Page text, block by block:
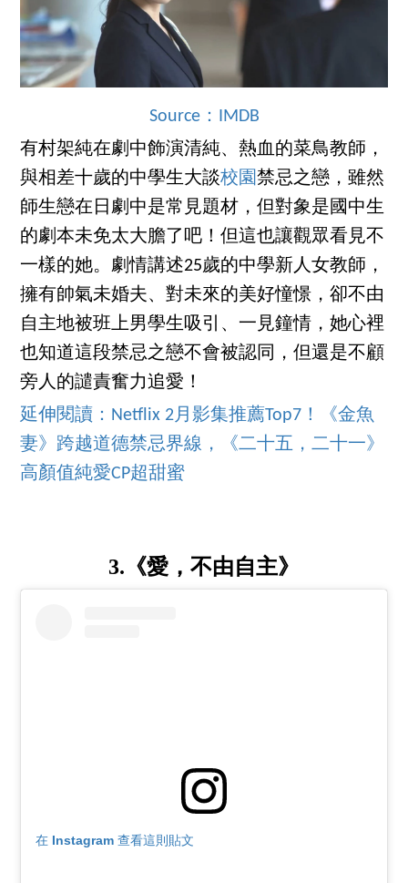
Source：IMDB
有村架純在劇中飾演清純、熱血的菜鳥教師，
與相差十歲的中學生大談校園禁忌之戀，雖然
師生戀在日劇中是常見題材，但對象是國中生
的劇本未免太大膽了吧！但這也讓觀眾看見不
一樣的她。劇情講述25歲的中學新人女教師，
擁有帥氣未婚夫、對未來的美好憧憬，卻不由
自主地被班上男學生吸引、一見鐘情，她心裡
也知道這段禁忌之戀不會被認同，但還是不顧
旁人的譴責奮力追愛！
延伸閱讀：Netflix 2月影集推薦Top7！《金魚
妻》跨越道德禁忌界線，《二十五，二十一》
高顏值純愛CP超甜蜜
3.《愛，不由自主》
在 Instagram 查看這則貼文